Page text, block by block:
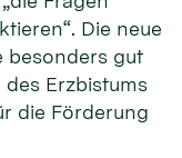
Die neue
besonders gut
Erzbistums
die Förderung